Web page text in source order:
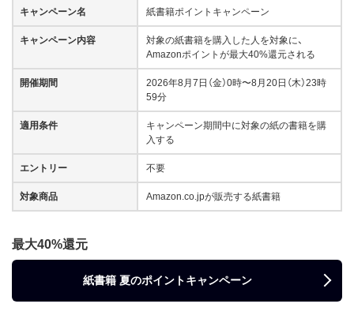
キャンペーン名 紙書籍ポイントキャンペーン
キャンペーン内容
対象の紙書籍を購入した人を対象に、
Amazonポイントが最大40%還元される
開催期間
2026年8月7日（金）0時〜8月20日（木）23時
59分
適用条件
キャンペーン期間中に対象の紙の書籍を購
入する
エントリー 不要
対象商品 Amazon.co.jpが販売する紙書籍
最大40%還元
紙書籍 夏のポイントキャンペーン